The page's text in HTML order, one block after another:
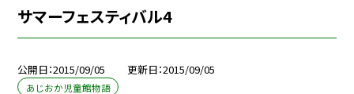
サマーフェスティバル4
公開日 2015/09/05 更新日 2015/09/05
あじおか児童館物語